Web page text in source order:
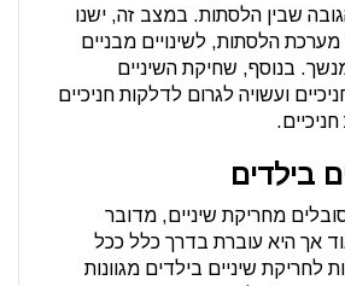
שבין הלסתות. במצב זה, ישנו
הלסתות, לשינויים מבניים
בנוסף, שחיקת השיניים
ועשויה לגרום לדלקות חניכיים
בילדים
סובלים מחריקת שיניים, מדובר
אך היא עוברת בדרך כלל ככל
לחריקת שיניים בילדים מגוונות